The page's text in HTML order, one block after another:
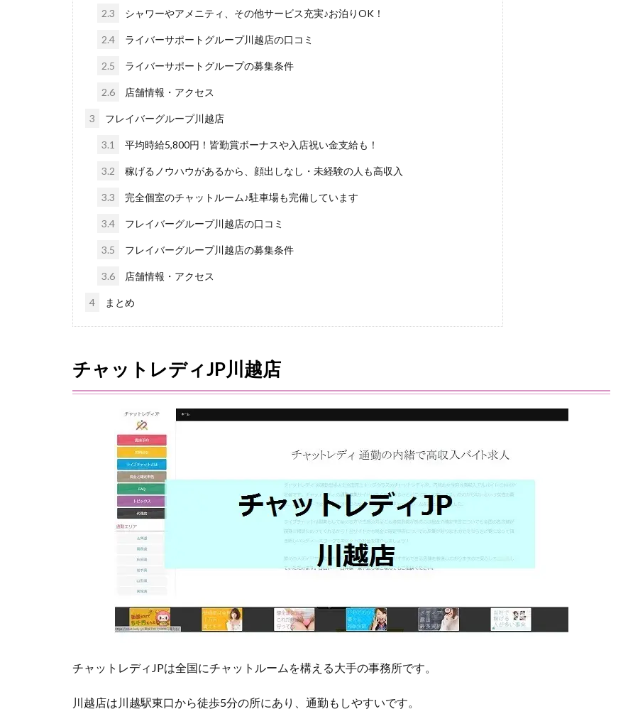
2.3 シャワーやアメニティ、その他サービス充実♪お泊りOK！
2.4 ライバーサポートグループ川越店の口コミ
2.5 ライバーサポートグループの募集条件
2.6 店舗情報・アクセス
3 フレイバーグループ川越店
3.1 平均時給5,800円！皆勤賞ボーナスや入店祝い金支給も！
3.2 稼げるノウハウがあるから、顔出しなし・未経験の人も高収入
3.3 完全個室のチャットルーム♪駐車場も完備しています
3.4 フレイバーグループ川越店の口コミ
3.5 フレイバーグループ川越店の募集条件
3.6 店舗情報・アクセス
4 まとめ
チャットレディJP川越店
チャットレディJPは全国にチャットルームを構える大手の事務所です。
川越店は川越駅東口から徒歩5分の所にあり、通勤もしやすいです。